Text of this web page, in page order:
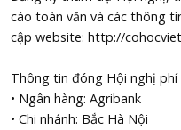
cáo toàn văn và các thông
cập website: http://
Thông tin đóng Hội nghị phí
• Ngân hàng: Agribank
• Chi nhánh: Bắc Hà Nội